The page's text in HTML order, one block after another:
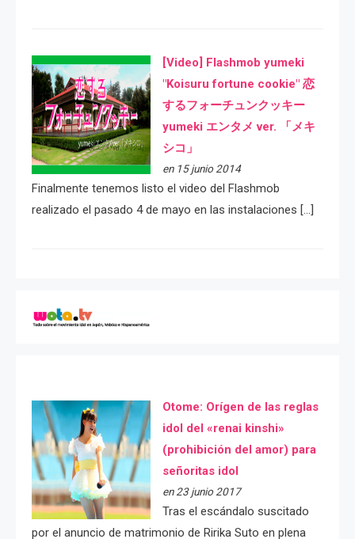
[Video] Flashmob yumeki
"Koisuru fortune cookie" 恋
するフォーチュンクッキー
yumeki エンタメ ver. 「メキ
シコ」
en 15 junio 2014
Finalmente tenemos listo el video del Flashmob
realizado el pasado 4 de mayo en las instalaciones […]
Otome: Orígen de las reglas
idol del «renai kinshi»
(prohibición del amor) para
señoritas idol
en 23 junio 2017
Tras el escándalo suscitado
por el anuncio de matrimonio de Ririka Suto en plena